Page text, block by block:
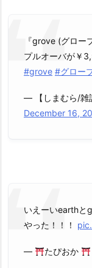
『grove (グロー
プルオーバが￥
#grove #グロー
— 【しまむら/雑
December 16,
いえーいearthと
やった！！！
— たぴおか